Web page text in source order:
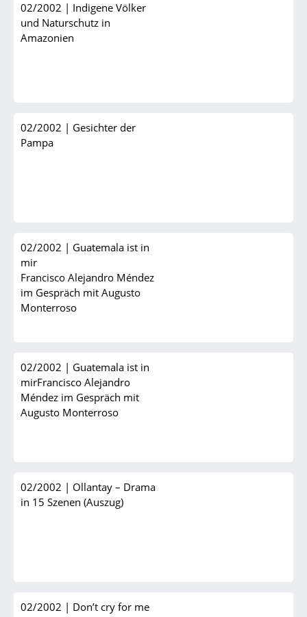
02/2002 | Indigene Völker
und Naturschutz in
Amazonien
02/2002 | Gesichter der
Pampa
02/2002 | Guatemala ist in
mir
Francisco Alejandro Méndez
im Gespräch mit Augusto
Monterroso
02/2002 | Guatemala ist in
mirFrancisco Alejandro
Méndez im Gespräch mit
Augusto Monterroso
02/2002 | Ollantay – Drama
in 15 Szenen (Auszug)
02/2002 | Don’t cry for me